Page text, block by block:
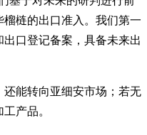
梿的出口准入。我们第一
口登记备案，具备未来出
能转向亚细安市场；若无
产品。